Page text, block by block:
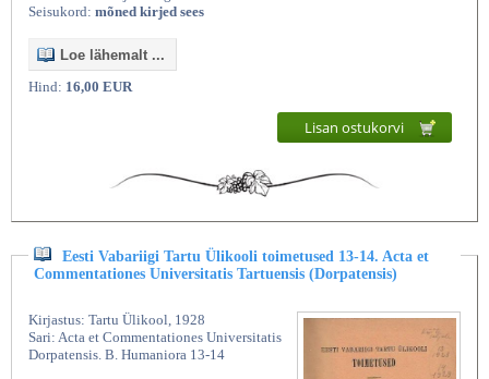
Seisukord: mõned kirjed sees
Loe lähemalt ...
Hind: 16,00 EUR
Lisan ostukorvi
Eesti Vabariigi Tartu Ülikooli toimetused 13-14. Acta et
Commentationes Universitatis Tartuensis (Dorpatensis)
Kirjastus: Tartu Ülikool, 1928
Sari: Acta et Commentationes Universitatis
Dorpatensis. B. Humaniora 13-14